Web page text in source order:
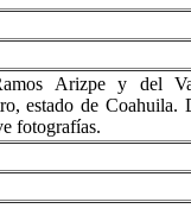
Arizpe y del
estado de Coahuila.
fotografías.